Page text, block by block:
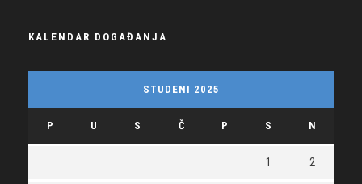
KALENDAR DOGAĐANJA
STUDENI 2025
P U S Č P S N
1 2